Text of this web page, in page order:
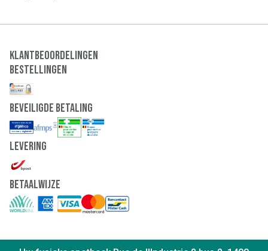
Klantbeoordelingen
Bestellingen
Beveiligde Betaling
Levering
Betaalwijze